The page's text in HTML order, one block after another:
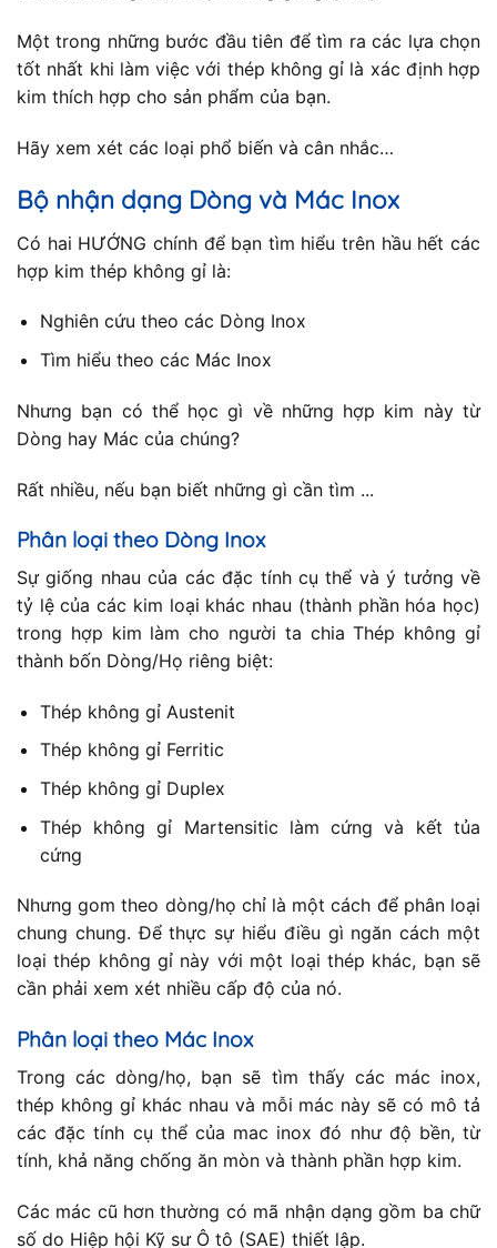
Một trong những bước đầu tiên để tìm ra các lựa chọn
tốt nhất khi làm việc với thép không gỉ là xác định hợp
kim thích hợp cho sản phẩm của bạn.
Hãy xem xét các loại phổ biến và cân nhắc…
Bộ nhận dạng Dòng và Mác Inox
Có hai HƯỚNG chính để bạn tìm hiểu trên hầu hết các
hợp kim thép không gỉ là:
Nghiên cứu theo các Dòng Inox
Tìm hiểu theo các Mác Inox
Nhưng bạn có thể học gì về những hợp kim này từ
Dòng hay Mác của chúng?
Rất nhiều, nếu bạn biết những gì cần tìm ...
Phân loại theo Dòng Inox
Sự giống nhau của các đặc tính cụ thể và ý tưởng về
tỷ lệ của các kim loại khác nhau (thành phần hóa học)
trong hợp kim làm cho người ta chia Thép không gỉ
thành bốn Dòng/Họ riêng biệt:
Thép không gỉ Austenit
Thép không gỉ Ferritic
Thép không gỉ Duplex
Thép không gỉ Martensitic làm cứng và kết tủa
cứng
Nhưng gom theo dòng/họ chỉ là một cách để phân loại
chung chung. Để thực sự hiểu điều gì ngăn cách một
loại thép không gỉ này với một loại thép khác, bạn sẽ
cần phải xem xét nhiều cấp độ của nó.
Phân loại theo Mác Inox
Trong các dòng/họ, bạn sẽ tìm thấy các mác inox,
thép không gỉ khác nhau và mỗi mác này sẽ có mô tả
các đặc tính cụ thể của mac inox đó như độ bền, từ
tính, khả năng chống ăn mòn và thành phần hợp kim.
Các mác cũ hơn thường có mã nhận dạng gồm ba chữ
số do Hiệp hội Kỹ sư Ô tô (SAE) thiết lập.